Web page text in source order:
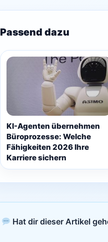
Passend dazu
KI-Agenten übernehmen
Büroprozesse: Welche
Fähigkeiten 2026 Ihre
Karriere sichern
Hat dir dieser Artikel